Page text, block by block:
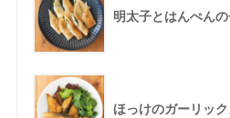
明太子とはんぺん
ほっけのガーリッ